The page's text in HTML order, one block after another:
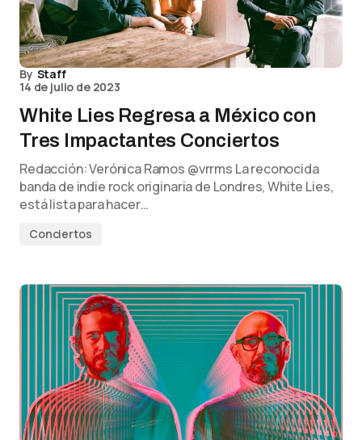
By Staff
14 de julio de 2023
White Lies Regresa a México con
Tres Impactantes Conciertos
Redacción: Verónica Ramos @vrrms La reconocida
banda de indie rock originaria de Londres, White Lies,
está lista para hacer…
Conciertos